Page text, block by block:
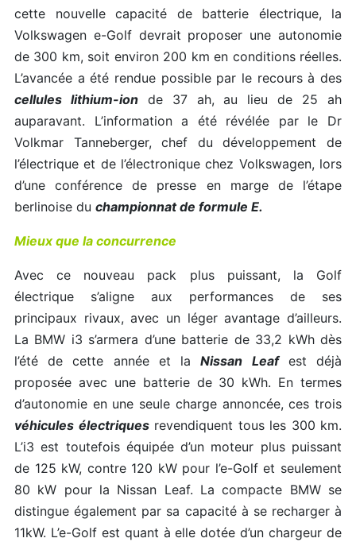
cette nouvelle capacité de batterie électrique, la
Volkswagen e-Golf devrait proposer une autonomie
de 300 km, soit environ 200 km en conditions réelles.
L’avancée a été rendue possible par le recours à des
cellules lithium-ionde 37 ah, au lieu de 25 ah
auparavant. L’information a été révélée par le Dr
Volkmar Tanneberger, chef du développement de
l’électrique et de l’électronique chez Volkswagen, lors
d’une conférence de presse en marge de l’étape
berlinoise du championnat de formule E.
Mieux que la concurrence
Avec ce nouveau pack plus puissant, la Golf
électrique s’aligne aux performances de ses
principaux rivaux, avec un léger avantage d’ailleurs.
La BMW i3 s’armera d’une batterie de 33,2 kWh dès
l’été de cette année et laNissan Leafest déjà
proposée avec une batterie de 30 kWh. En termes
d’autonomie en une seule charge annoncée, ces trois
véhicules électriquesrevendiquent tous les 300 km.
L’i3 est toutefois équipée d’un moteur plus puissant
de 125 kW, contre 120 kW pour l’e-Golf et seulement
80 kW pour la Nissan Leaf. La compacte BMW se
distingue également par sa capacité à se recharger à
11kW. L’e-Golf est quant à elle dotée d’un chargeur de